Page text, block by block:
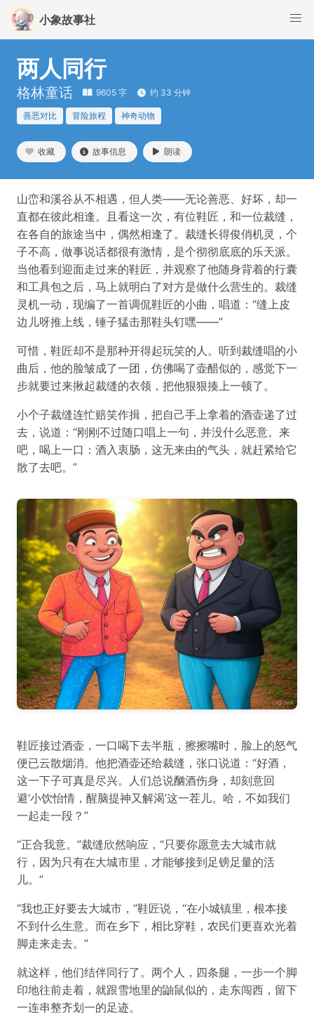
小象故事社
两人同行
格林童话 9605 字 约 33 分钟
善恶对比 冒险旅程 神奇动物
收藏 故事信息 朗读
山峦和溪谷从不相遇，但人类——无论善恶、好坏，却一
直都在彼此相逢。且看这一次，有位鞋匠，和一位裁缝，
在各自的旅途当中，偶然相逢了。裁缝长得俊俏机灵，个
子不高，做事说话都很有激情，是个彻彻底底的乐天派。
当他看到迎面走过来的鞋匠，并观察了他随身背着的行囊
和工具包之后，马上就明白了对方是做什么营生的。裁缝
灵机一动，现编了一首调侃鞋匠的小曲，唱道：“缝上皮
边儿呀推上线，锤子猛击那鞋头钉嘿——”
可惜，鞋匠却不是那种开得起玩笑的人。听到裁缝唱的小
曲后，他的脸皱成了一团，仿佛喝了壶醋似的，感觉下一
步就要过来揪起裁缝的衣领，把他狠狠揍上一顿了。
小个子裁缝连忙赔笑作揖，把自己手上拿着的酒壶递了过
去，说道：“刚刚不过随口唱上一句，并没什么恶意。来
吧，喝上一口：酒入衷肠，这无来由的气头，就赶紧给它
散了去吧。”
鞋匠接过酒壶，一口喝下去半瓶，擦擦嘴时，脸上的怒气
便已云散烟消。他把酒壶还给裁缝，张口说道：“好酒，
这一下子可真是尽兴。人们总说酗酒伤身，却刻意回
避‘小饮怡情，醒脑提神又解渴’这一茬儿。哈，不如我们
一起走一段？”
“正合我意。”裁缝欣然响应，“只要你愿意去大城市就
行，因为只有在大城市里，才能够接到足镑足量的活
儿。”
“我也正好要去大城市，”鞋匠说，“在小城镇里，根本接
不到什么生意。而在乡下，相比穿鞋，农民们更喜欢光着
脚走来走去。”
就这样，他们结伴同行了。两个人，四条腿，一步一个脚
印地往前走着，就跟雪地里的鼬鼠似的，走东闯西，留下
一连串整齐划一的足迹。